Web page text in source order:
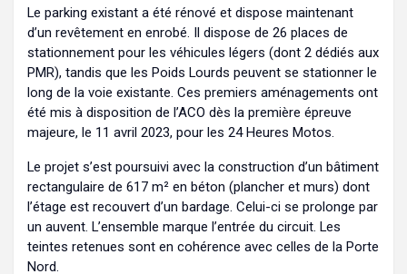
Le parking existant a été rénové et dispose maintenant
d’un revêtement en enrobé. Il dispose de 26 places de
stationnement pour les véhicules légers (dont 2 dédiés aux
PMR), tandis que les Poids Lourds peuvent se stationner le
long de la voie existante. Ces premiers aménagements ont
été mis à disposition de l’ACO dès la première épreuve
majeure, le 11 avril 2023, pour les 24 Heures Motos.
Le projet s’est poursuivi avec la construction d’un bâtiment
rectangulaire de 617 m² en béton (plancher et murs) dont
l’étage est recouvert d’un bardage. Celui-ci se prolonge par
un auvent. L’ensemble marque l’entrée du circuit. Les
teintes retenues sont en cohérence avec celles de la Porte
Nord.